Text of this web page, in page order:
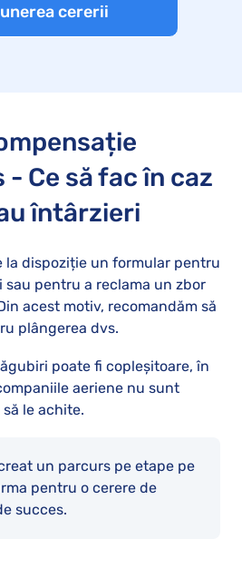
cererii
Ce să fac în caz
întârzieri
la dispoziție un formular pentru
pentru a reclama un zbor
acest motiv, recomandăm să
plângerea dvs.
poate fi copleșitoare, în
aeriene nu sunt
le achite.
un parcurs pe etape pe
pentru o cerere de
succes.